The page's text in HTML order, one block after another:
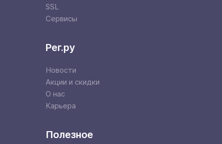
SSL
Сервисы
Рег.ру
Новости
Акции и скидки
О нас
Карьера
Полезное